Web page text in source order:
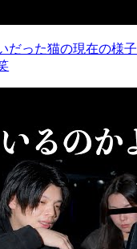
だった猫の現在の様子